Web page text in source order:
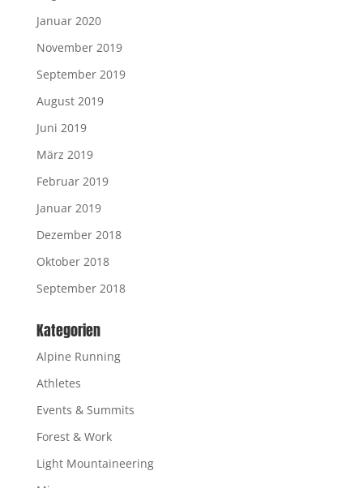
Januar 2020
November 2019
September 2019
August 2019
Juni 2019
März 2019
Februar 2019
Januar 2019
Dezember 2018
Oktober 2018
September 2018
Kategorien
Alpine Running
Athletes
Events & Summits
Forest & Work
Light Mountaineering